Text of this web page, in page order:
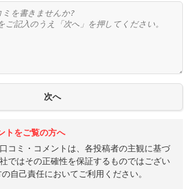
トをご覧の方へ
コミ・コメントは、各投稿者の主観に基づ
ではその正確性を保証するものではござい
自己責任においてご利用ください。